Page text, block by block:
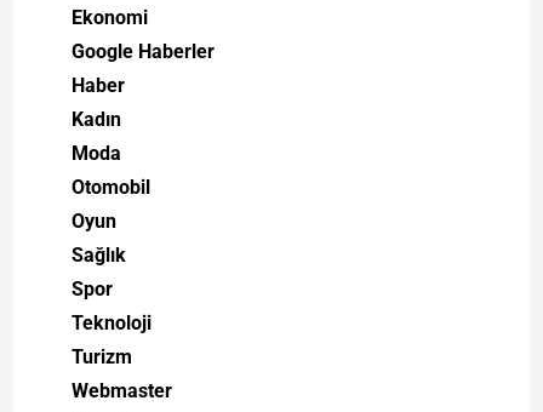
Ekonomi
Google Haberler
Haber
Kadın
Moda
Otomobil
Oyun
Sağlık
Spor
Teknoloji
Turizm
Webmaster